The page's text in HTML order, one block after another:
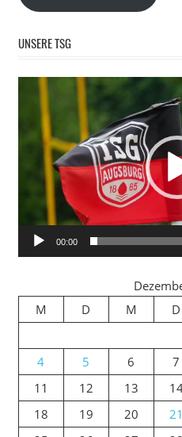
UNSERE TSG
Video-
Player
00:00
M
D M D
4
5 6 7
11
12 13
18
19 20 21